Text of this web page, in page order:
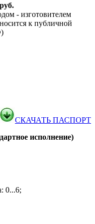
- изготовителем
к публичной
СКАЧАТЬ ПАСПОРТ
исполнение)
0...6;